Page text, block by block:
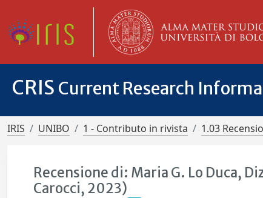
CRIS Current Research
IRIS UNIBO 1 - Contributo in rivista 1.03
Recensione di: Maria G. Lo Duca,
Carocci, 2023)